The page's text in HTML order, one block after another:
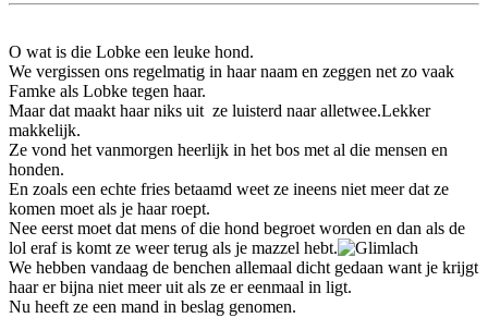
O wat is die Lobke een leuke hond.
We vergissen ons regelmatig in haar naam en zeggen net zo vaak
Famke als Lobke tegen haar.
Maar dat maakt haar niks uit ze luisterd naar alletwee.Lekker
makkelijk.
Ze vond het vanmorgen heerlijk in het bos met al die mensen en
honden.
En zoals een echte fries betaamd weet ze ineens niet meer dat ze
komen moet als je haar roept.
Nee eerst moet dat mens of die hond begroet worden en dan als de
lol eraf is komt ze weer terug als je mazzel hebt.
We hebben vandaag de benchen allemaal dicht gedaan want je krijgt
haar er bijna niet meer uit als ze er eenmaal in ligt.
Nu heeft ze een mand in beslag genomen.